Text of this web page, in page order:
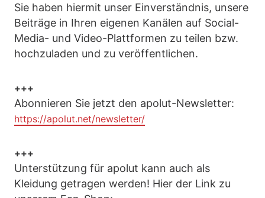
Sie haben hiermit unser Einverständnis, unsere
Beiträge in Ihren eigenen Kanälen auf Social-
Media- und Video-Plattformen zu teilen bzw.
hochzuladen und zu veröffentlichen.
+++
Abonnieren Sie jetzt den apolut-Newsletter:
https://apolut.net/newsletter/
+++
Unterstützung für apolut kann auch als
Kleidung getragen werden! Hier der Link zu